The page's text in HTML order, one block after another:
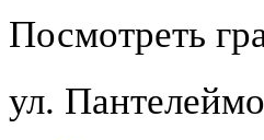
Посмотреть
ул.